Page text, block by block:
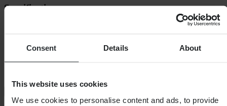
Consent Details About
This website uses cookies
We use cookies to personalise content and ads, to provide
Specificaties
Artikelnummer van fabrikant101697
Hoogte Verpakking